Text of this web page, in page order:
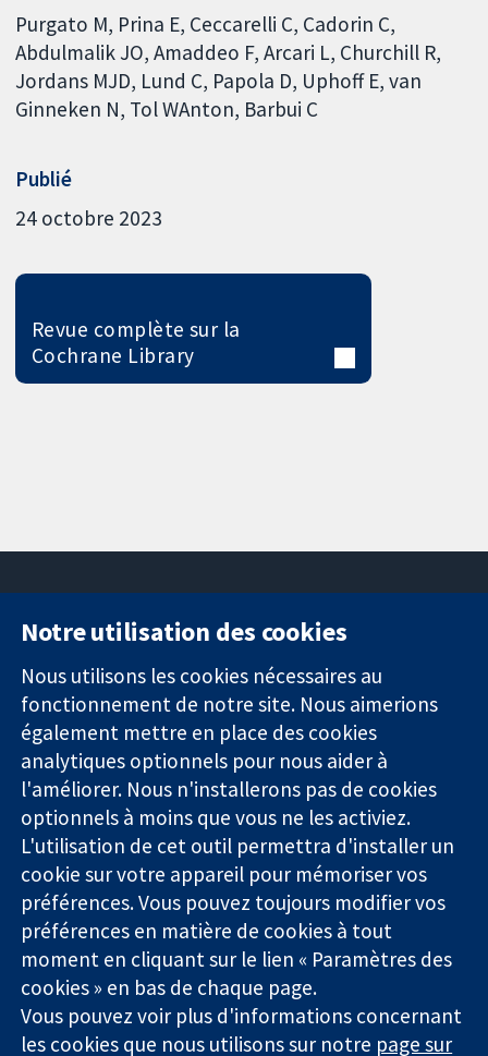
Purgato M Prina E Ceccarelli C Cadorin C
Abdulmalik JO Amaddeo F Arcari L Churchill R
Jordans MJD Lund C Papola D Uphoff E van
Ginneken N Tol WAnton Barbui C
Publié
24 octobre 2023
Revue complète sur la
Cochrane Library
Des données
probantes.
Des décisions
éclairées.
Une meilleure
santé.
11-13 Cavendish
Square
Londres
W1G0AN
Royaume-Uni
nous
Actualités
Service de
presse
Qui sommes-
nous
Offres
d'emploi
Library
La Collaboration Cochrane est une association caritative (n°
1045921) et une société à responsabilité limitée par garantie (n°
03044323) enregistrée en Angleterre et au Pays de Galles. Numéro
de TVA : GB 718 2127 49.
Notre utilisation des cookies
Nous utilisons les cookies nécessaires au
fonctionnement de notre site. Nous aimerions
également mettre en place des cookies
analytiques optionnels pour nous aider à
l'améliorer. Nous n'installerons pas de cookies
optionnels à moins que vous ne les activiez.
L'utilisation de cet outil permettra d'installer un
cookie sur votre appareil pour mémoriser vos
préférences. Vous pouvez toujours modifier vos
préférences en matière de cookies à tout
moment en cliquant sur le lien « Paramètres des
cookies » en bas de chaque page.
Vous pouvez voir plus d'informations concernant
les cookies que nous utilisons sur notre page sur